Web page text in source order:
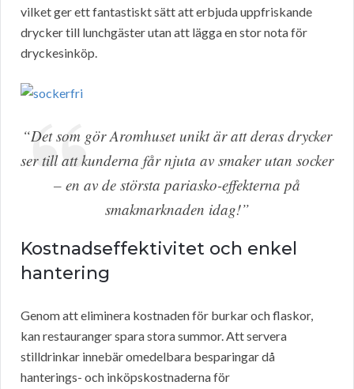
vilket ger ett fantastiskt sätt att erbjuda uppfriskande
drycker till lunchgäster utan att lägga en stor nota för
dryckesinköp.
“Det som gör Aromhuset unikt är att deras drycker
ser till att kunderna får njuta av smaker utan socker
– en av de största pariasko-effekterna på
smakmarknaden idag!”
Kostnadseffektivitet och enkel
hantering
Genom att eliminera kostnaden för burkar och flaskor,
kan restauranger spara stora summor. Att servera
stilldrinkar innebär omedelbara besparingar då
hanterings- och inköpskostnaderna för